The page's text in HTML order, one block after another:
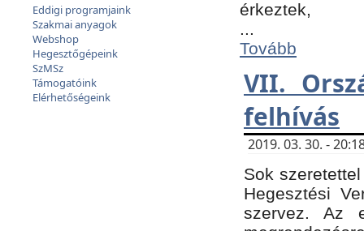
Eddigi programjaink
Szakmai anyagok
Webshop
Hegesztőgépeink
SzMSz
Támogatóink
Elérhetőségeink
érkeztek,
...
Tovább
VII.
felhívás
2019. 03. 30. -
Sok
Hegesztési
szervez. Az